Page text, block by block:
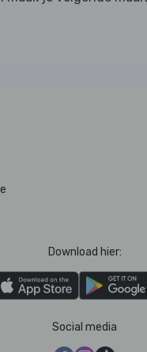
Download hier:
Social media